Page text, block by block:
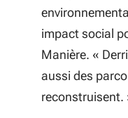
impact social
Manière. «
aussi des
reconstruisent.